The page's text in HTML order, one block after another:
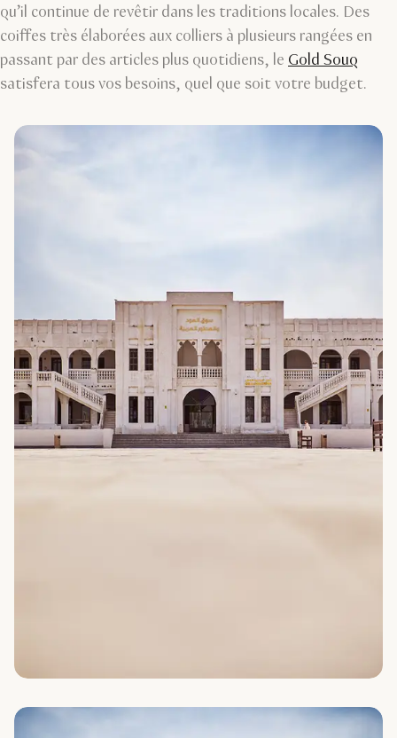
qu’il continue de revêtir dans les traditions locales. Des
coiffes très élaborées aux colliers à plusieurs rangées en
passant par des articles plus quotidiens, le Gold Souq
satisfera tous vos besoins, quel que soit votre budget.